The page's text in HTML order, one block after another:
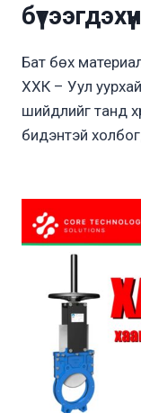
бүтээгдэхүүн
Бат бөх материал
ХХК – Уул
шийдлийг танд
бидэнтэй